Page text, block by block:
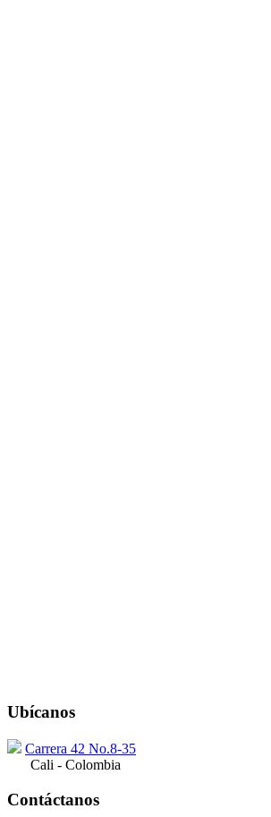
Ubícanos
Carrera 42 No.8-35
Cali - Colombia
Contáctanos